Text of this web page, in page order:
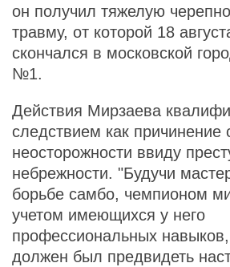
он получил тяжелую
травму, от которой 18
скончался в московской
№1.
Действия Мирзаева
следствием как причинение
неосторожности ввиду
небрежности. "Будучи
борьбе самбо, чемпионом
учетом имеющихся у него
профессиональных
должен был предвидеть